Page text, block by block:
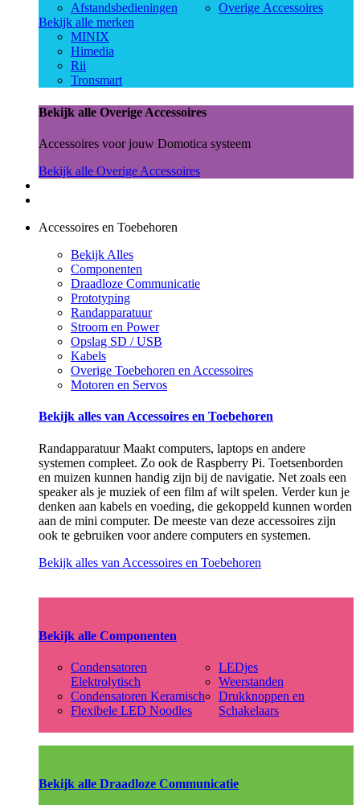
Afstandsbedieningen
Overige Accessoires
Bekijk alle merken
MINIX
Himedia
Rii
Tronsmart
Bekijk alle Overige Accessoires
Accessoires voor jouw Domotica systeem
Bekijk alle Overige Accessoires
Accessoires en Toebehoren
Bekijk Alles
Componenten
Draadloze Communicatie
Prototyping
Randapparatuur
Stroom en Power
Opslag SD / USB
Kabels
Overige Toebehoren en Accessoires
Motoren en Servos
Bekijk alles van Accessoires en Toebehoren
Randapparatuur Maakt computers, laptops en andere
systemen compleet. Zo ook de Raspberry Pi. Toetsenborden
en muizen kunnen handig zijn bij de navigatie. Net zoals een
speaker als je muziek of een film af wilt spelen. Verder kun je
denken aan kabels en voeding, die gekoppeld kunnen worden
aan de mini computer. De meeste van deze accessoires zijn
ook te gebruiken voor andere computers en systemen.
Bekijk alles van Accessoires en Toebehoren
Bekijk alle Componenten
Condensatoren
Elektrolytisch
Condensatoren Keramisch
Flexibele LED Noodles
LEDjes
Weerstanden
Drukknoppen en
Schakelaars
Bekijk alle Draadloze Communicatie